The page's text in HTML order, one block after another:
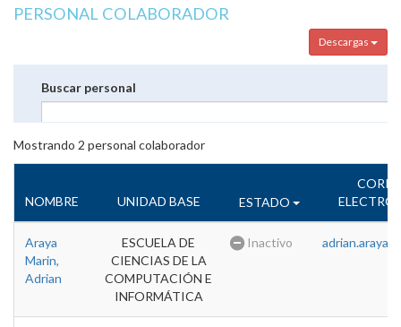
PERSONAL COLABORADOR
Descargas
Buscar personal
Mostrando 2 personal colaborador
NOMBRE UNIDAD BASE ESTADO
Araya
Marin,
Adrian
ESCUELA DE
CIENCIAS DE LA
COMPUTACIÓN E
INFORMÁTICA
Inactivo